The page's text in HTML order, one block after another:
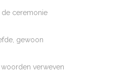
ceremonie
gewoon
verweven